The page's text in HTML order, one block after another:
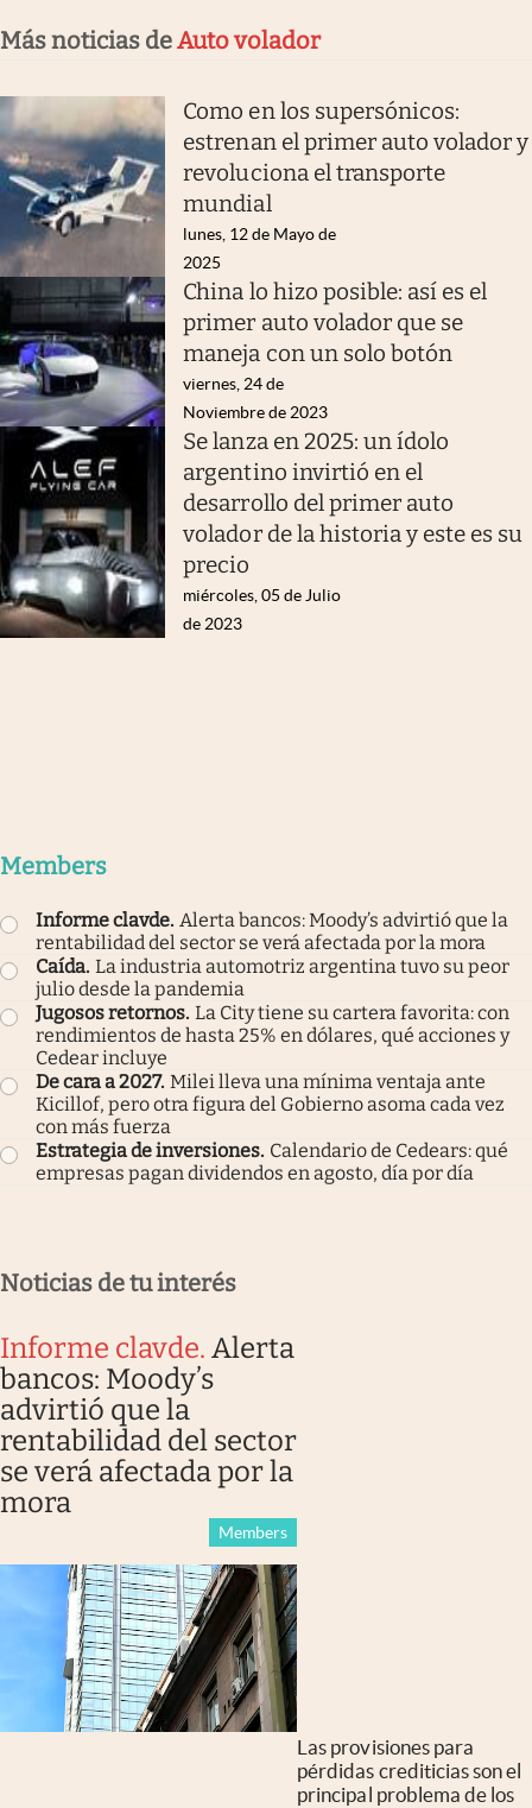
Más noticias deAuto volador
Como en los supersónicos:
estrenan el primer auto volador y
revoluciona el transporte
mundial
lunes, 12 de Mayo de
2025
China lo hizo posible: así es el
primer auto volador que se
maneja con un solo botón
viernes, 24 de
Noviembre de 2023
Se lanza en 2025: un ídolo
argentino invirtió en el
desarrollo del primer auto
volador de la historia y este es su
precio
miércoles, 05 de Julio
de 2023
Members
Informe clavde. Alerta bancos: Moody’s advirtió que la
rentabilidad del sector se verá afectada por la mora
Caída. La industria automotriz argentina tuvo su peor
julio desde la pandemia
Jugosos retornos. La City tiene su cartera favorita: con
rendimientos de hasta 25% en dólares, qué acciones y
Cedear incluye
De cara a 2027. Milei lleva una mínima ventaja ante
Kicillof, pero otra figura del Gobierno asoma cada vez
con más fuerza
Estrategia de inversiones. Calendario de Cedears: qué
empresas pagan dividendos en agosto, día por día
Noticias de tu interés
Informe clavde. Alerta
bancos: Moody’s
advirtió que la
rentabilidad del sector
se verá afectada por la
mora
Members
Las provisiones para
pérdidas crediticias son el
principal problema de los